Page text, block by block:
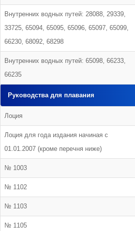
Внутренних водных путей: 28088, 29339,
33725, 65094, 65095, 65096, 65097, 65099,
66230, 68092, 68298
Внутренних водных путей: 65098, 66233,
66235
Руководства для плавания
Лоция
Лоция для года издания начиная с
01.01.2007 (кроме перечня ниже)
№ 1003
№ 1102
№ 1103
№ 1105